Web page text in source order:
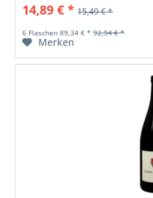
14,89 € * 15,49 € *
6 Flaschen 89,34 € * 92,94 € *
Merken